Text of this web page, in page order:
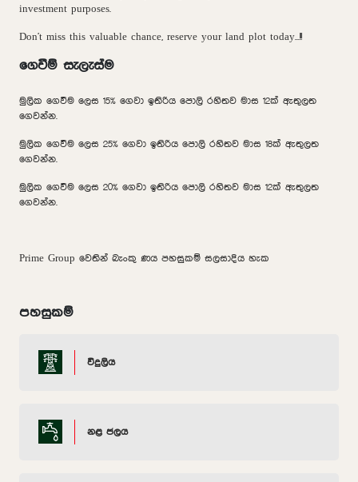
investment purposes.
Don't miss this valuable chance, reserve your land plot today...!!!
ගෙවීම් සැලැස්ම
මුලික ගෙවීම ලෙස 15% ගෙවා ඉතිරිය පොලි රහිතව මාස 12ක් ඇතුලත
ගෙවන්න.
මුලික ගෙවීම ලෙස 25% ගෙවා ඉතිරිය පොලි රහිතව මාස 18ක් ඇතුලත
ගෙවන්න.
මුලික ගෙවීම ලෙස 20% ගෙවා ඉතිරිය පොලි රහිතව මාස 12ක් ඇතුලත
ගෙවන්න.
Prime Group වෙතින් බැංකු ණය පහසුකම් සලසාදිය හැක
පහසුකම්
විදුලිය
නළ ජලය